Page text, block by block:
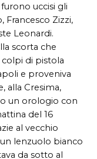
uccisi gli
Francesco Zizzi,
Leonardi.
scorta che
di pistola
e proveniva
alla Cresima,
un orologio con
del 16
al vecchio
lenzuolo bianco
da sotto al